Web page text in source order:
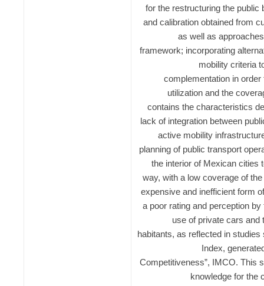
for the restructuring the public
and calibration obtained from
as well as
framework; incorporating
mobility criteria
complementation in
utilization and the
contains the characteristics
lack of integration between
active mobility
planning of public transport
the interior of Mexican cities
way, with a low coverage of
expensive and inefficient form
a poor rating and perception
use of private cars and
habitants, as reflected in
Index,
Competitiveness”, IMCO. This
knowledge for the